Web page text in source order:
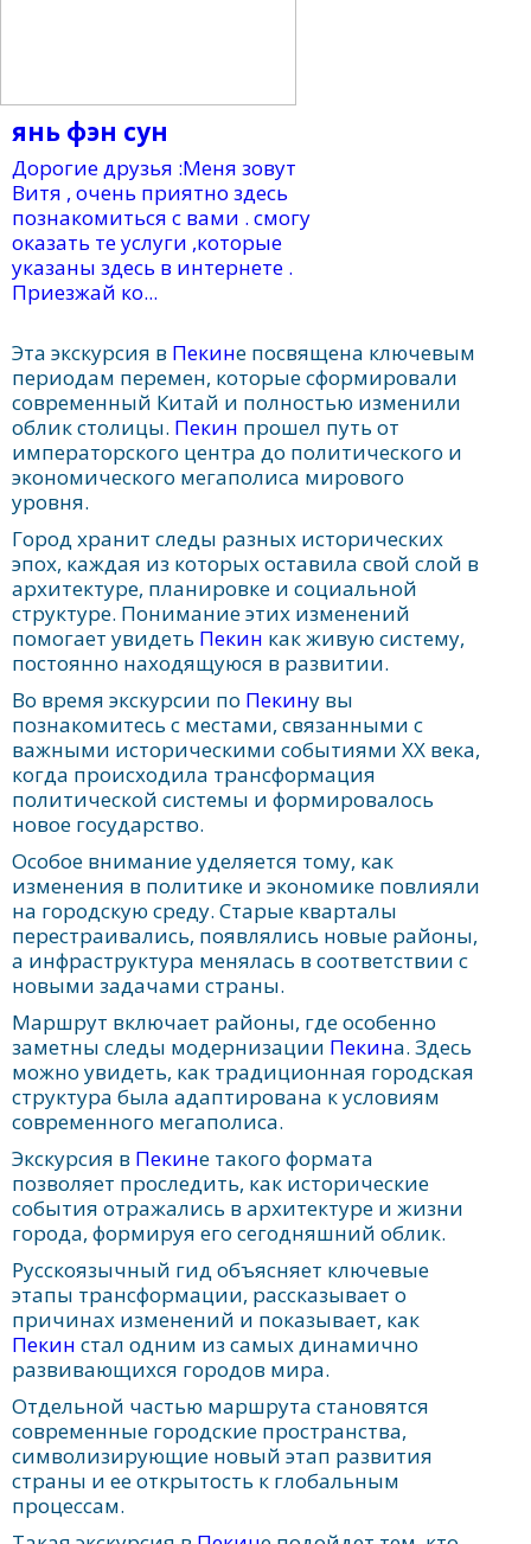
Эта экскурсия в Пекине посвящена ключевым
периодам перемен, которые сформировали
современный Китай и полностью изменили
облик столицы. Пекин прошел путь от
императорского центра до политического и
экономического мегаполиса мирового
уровня.
Город хранит следы разных исторических
эпох, каждая из которых оставила свой слой в
архитектуре, планировке и социальной
структуре. Понимание этих изменений
помогает увидеть Пекин как живую систему,
постоянно находящуюся в развитии.
Во время экскурсии по Пекину вы
познакомитесь с местами, связанными с
важными историческими событиями XX века,
когда происходила трансформация
политической системы и формировалось
новое государство.
Особое внимание уделяется тому, как
изменения в политике и экономике повлияли
на городскую среду. Старые кварталы
перестраивались, появлялись новые районы,
а инфраструктура менялась в соответствии с
новыми задачами страны.
Маршрут включает районы, где особенно
заметны следы модернизации Пекина. Здесь
можно увидеть, как традиционная городская
структура была адаптирована к условиям
современного мегаполиса.
Экскурсия в Пекине такого формата
позволяет проследить, как исторические
события отражались в архитектуре и жизни
города, формируя его сегодняшний облик.
Русскоязычный гид объясняет ключевые
этапы трансформации, рассказывает о
причинах изменений и показывает, как
Пекин стал одним из самых динамично
развивающихся городов мира.
Отдельной частью маршрута становятся
современные городские пространства,
символизирующие новый этап развития
страны и ее открытость к глобальным
процессам.
янь фэн сун
Дорогие друзья :Меня зовут
Витя , очень приятно здесь
познакомиться с вами . смогу
оказать те услуги ,которые
указаны здесь в интернете .
Приезжай ко...